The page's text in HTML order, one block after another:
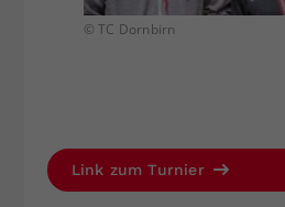
© TC Dornbirn
Link zum Turnier